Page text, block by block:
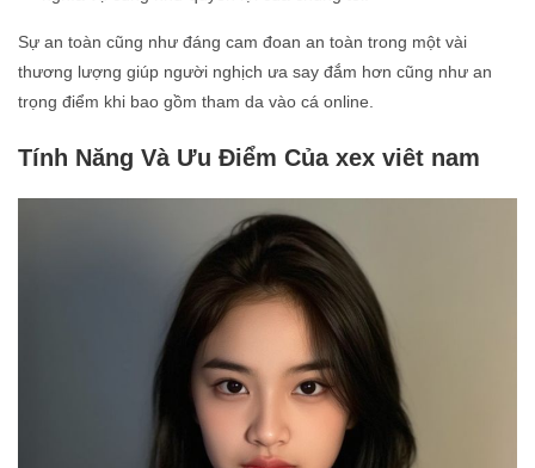
Sự an toàn cũng như đáng cam đoan an toàn trong một vài
thương lượng giúp người nghịch ưa say đắm hơn cũng như an
trọng điểm khi bao gồm tham da vào cá online.
Tính Năng Và Ưu Điểm Của xex viêt nam